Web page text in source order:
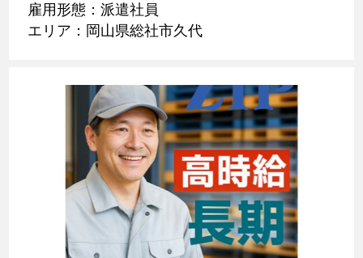
雇用形態：派遣社員
エリア：岡山県総社市久代